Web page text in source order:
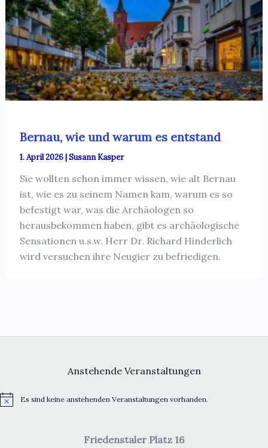
Bernau, wie und warum es entstand
1. April 2026|Susann Kasper
Sie wollten schon immer wissen, wie alt Bernau
ist, wie es zu seinem Namen kam, warum es so
befestigt war, was die Archäologen so
herausbekommen haben, gibt es archäologische
Sensationen u.s.w. Herr Dr. Richard Hinderlich
wird versuchen ihre Neugier zu befriedigen.
Anstehende Veranstaltungen
H
Es sind keine anstehenden Veranstaltungen vorhanden.
Friedenstaler Platz 16